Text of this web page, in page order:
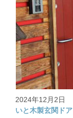
2024年12月2日
いと木製玄関ドア